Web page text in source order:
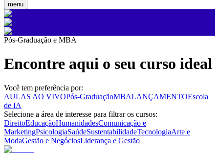
menu
Pós-Graduação e MBA
Encontre aqui o seu curso ideal
Você tem preferência por:
AULAS AO VIVOPós-GraduaçãoMBALANÇAMENTOEscola
de IA
Selecione a área de interesse para filtrar os cursos:
DireitoEducaçãoHumanidadesComunicação e
MarketingPsicologiaSaúdeSustentabilidadeTecnologiaArte e
ModaGestão e NegóciosLiderança e Gestão